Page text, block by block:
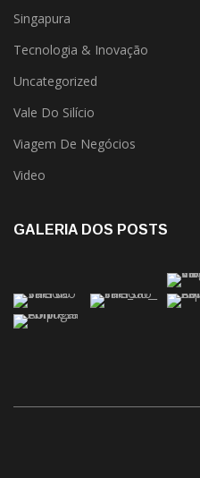
Singapura
Tecnologia & Inovação
Uncategorized
Vale Do Silício
Viagem De Negócios
Video
GALERIA DOS POSTS